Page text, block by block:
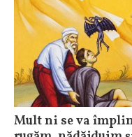
Mult ni se va